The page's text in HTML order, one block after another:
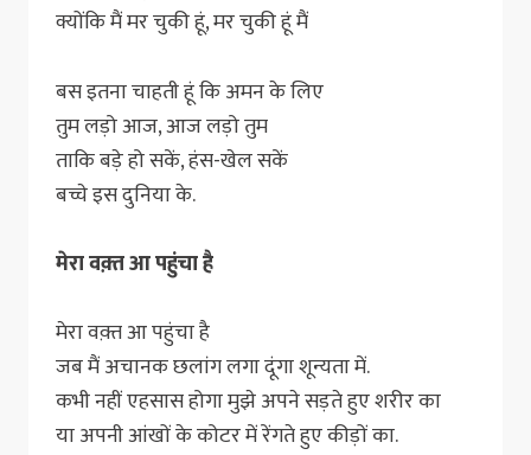
क्योंकि मैं मर चुकी हूं, मर चुकी हूं मैं
बस इतना चाहती हूं कि अमन के लिए
तुम लड़ो आज, आज लड़ो तुम
ताकि बड़े हो सकें, हंस-खेल सकें
बच्चे इस दुनिया के.
मेरा वक़्त आ पहुंचा है
मेरा वक़्त आ पहुंचा है
जब मैं अचानक छलांग लगा दूंगा शून्यता में.
कभी नहीं एहसास होगा मुझे अपने सड़ते हुए शरीर का
या अपनी आंखों के कोटर में रेंगते हुए कीड़ों का.